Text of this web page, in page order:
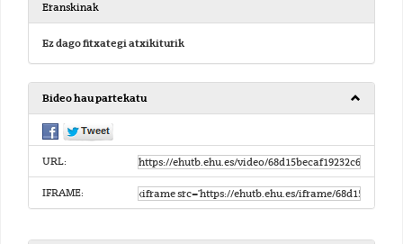
Eranskinak
Ez dago fitxategi atxikiturik
Bideo hau partekatu
URL:
IFRAME: